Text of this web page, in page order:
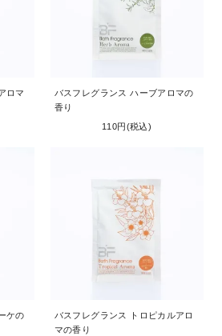
ロマ
バスフレグランス ハーブアロマの
香り
110円(税込)
ケの
バスフレグランス トロピカルアロ
マの香り